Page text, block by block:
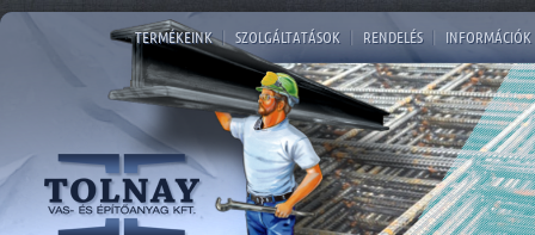
TERMÉKEINK SZOLGÁLTATÁSOK RENDELÉS INFORMÁCIÓK